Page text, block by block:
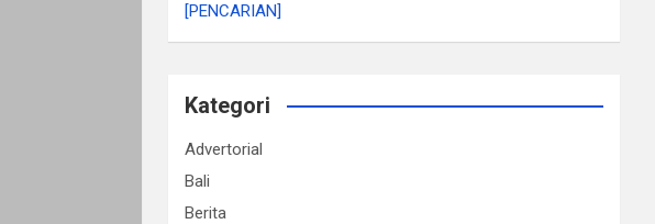
[PENCARIAN]
Kategori
Advertorial
Bali
Berita